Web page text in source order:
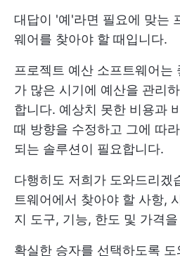
대답이 '예'라면 필요에 맞는
웨어를 찾아야 할 때입니다.
프로젝트 예산 소프트웨어는
가 많은 시기에 예산을 관리
합니다. 예상치 못한 비용과
때 방향을 수정하고 그에 따
되는 솔루션이 필요합니다.
다행히도 저희가 도와드리겠
트웨어에서 찾아야 할 사항,
지 도구, 기능, 한도 및 가격
확실한 승자를 선택하도록